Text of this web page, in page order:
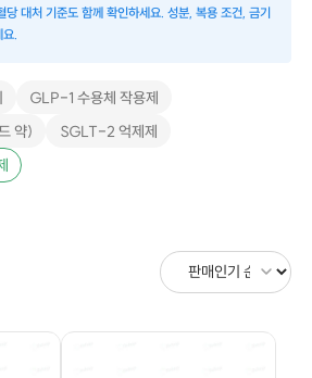
당 대처 기준도 함께 확인하세요. 성분, 복용 조건, 금기
.
GLP-1 수용체 작용제
약)
SGLT-2 억제제